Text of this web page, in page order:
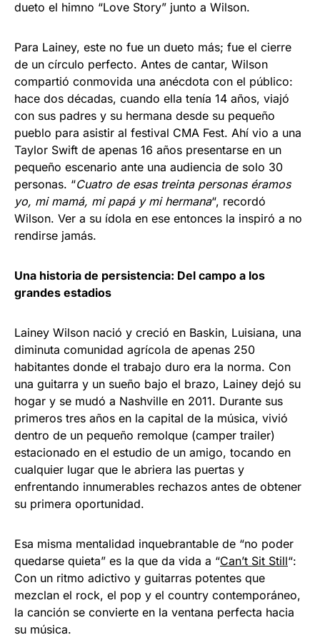
dueto el himno “Love Story” junto a Wilson.
Para Lainey, este no fue un dueto más; fue el cierre
de un círculo perfecto. Antes de cantar, Wilson
compartió conmovida una anécdota con el público:
hace dos décadas, cuando ella tenía 14 años, viajó
con sus padres y su hermana desde su pequeño
pueblo para asistir al festival CMA Fest. Ahí vio a una
Taylor Swift de apenas 16 años presentarse en un
pequeño escenario ante una audiencia de solo 30
personas. “Cuatro de esas treinta personas éramos
yo, mi mamá, mi papá y mi hermana“, recordó
Wilson. Ver a su ídola en ese entonces la inspiró a no
rendirse jamás.
Una historia de persistencia: Del campo a los
grandes estadios
Lainey Wilson nació y creció en Baskin, Luisiana, una
diminuta comunidad agrícola de apenas 250
habitantes donde el trabajo duro era la norma. Con
una guitarra y un sueño bajo el brazo, Lainey dejó su
hogar y se mudó a Nashville en 2011. Durante sus
primeros tres años en la capital de la música, vivió
dentro de un pequeño remolque (camper trailer)
estacionado en el estudio de un amigo, tocando en
cualquier lugar que le abriera las puertas y
enfrentando innumerables rechazos antes de obtener
su primera oportunidad.
Esa misma mentalidad inquebrantable de “no poder
quedarse quieta” es la que da vida a “Can’t Sit Still“:
Con un ritmo adictivo y guitarras potentes que
mezclan el rock, el pop y el country contemporáneo,
la canción se convierte en la ventana perfecta hacia
su música.